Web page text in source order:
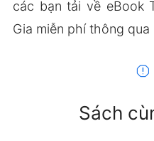
các bạn tải về eBook
Gia miễn phí thông
report
Sách